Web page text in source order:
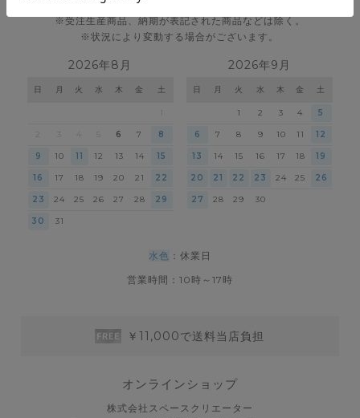
・通常商品は、１～３営業日程で発送。
※受注生産商品、納期が表記された商品などは除く。
※状況により変動する場合がございます。
2026年8月
日 月 火 水 木 金 土
4 6 7 8
9 10 11 12 13 14 15
16 17 18 19 20 21 22
23 24 25 26 27 28 29
30 31
2026年9月
日 月 火 水 木 金 土
1 2 3 4 5
6 7 8 9 10 11 12
13 14 15 16 17 18 19
20 21 22 23 24 25 26
27 28 29 30
水色 ：休業日
営業時間：10時～17時
￥11,000で送料当店負担
オンラインショップ
株式会社スペースクリエーター